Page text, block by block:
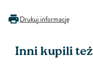
Drukuj informację
Inni kupili też